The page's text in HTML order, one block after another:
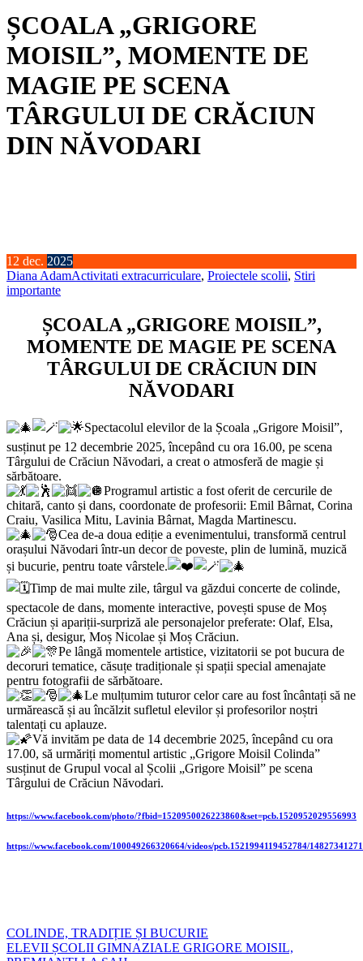
ȘCOALA „GRIGORE
MOISIL”, MOMENTE DE
MAGIE PE SCENA
TÂRGULUI DE CRĂCIUN
DIN NĂVODARI
12 dec. 2025
Diana AdamActivitati extracurriculare, Proiectele scolii, Stiri
importante
ȘCOALA „GRIGORE MOISIL”,
MOMENTE DE MAGIE PE SCENA
TÂRGULUI DE CRĂCIUN DIN
NĂVODARI
Spectacolul elevilor de la Școala „Grigore Moisil”,
susținut pe 12 decembrie 2025, începând cu ora 16.00, pe scena
Târgului de Crăciun Năvodari, a creat o atmosferă de magie și
sărbătoare.
Programul artistic a fost oferit de cercurile de
chitară, canto și dans, coordonate de profesorii: Emil Bârnat, Corina
Craiu, Vasilica Mitu, Lavinia Bârnat, Magda Martinescu.
Cea de-a doua ediție a evenimentului, transformă centrul
orașului Năvodari într-un decor de poveste, plin de lumină, muzică
și bucurie, pentru toate vârstele.
Timp de mai multe zile, târgul va găzdui concerte de colinde,
spectacole de dans, momente interactive, povești spuse de Moș
Crăciun și apariții-surpriză ale personajelor preferate: Olaf, Elsa,
Ana și, desigur, Moș Nicolae și Moș Crăciun.
Pe lângă momentele artistice, vizitatorii se pot bucura de
decoruri tematice, căsuțe tradiționale și spații special amenajate
pentru fotografii de sărbătoare.
Le mulțumim tuturor celor care au fost încântați să ne
urmărească și au încălzit sufletul elevilor și profesorilor noștri
talentați cu aplauze.
Vă invităm pe data de 14 decembrie 2025, începând cu ora
17.00, să urmăriți momentul artistic „Grigore Moisil Colinda”
susținut de Grupul vocal al Școlii „Grigore Moisil” pe scena
Târgului de Crăciun Năvodari.
https://www.facebook.com/photo/?fbid=1520950026223860&set=pcb.1520952029556993
https://www.facebook.com/100049266320664/videos/pcb.1521994119452784/
Navigare
COLINDE, TRADIȚIE ȘI BUCURIE
ELEVII ȘCOLII GIMNAZIALE GRIGORE MOISIL,